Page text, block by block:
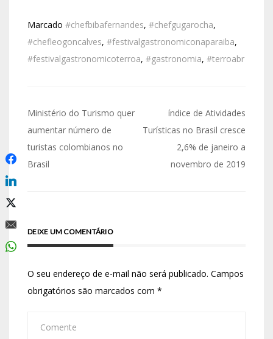
Marcado #chefbibafernandes, #chefgugarocha,
#chefleogoncalves, #festivalgastronomiconaparaiba,
#festivalgastronomicoterroa, #gastronomia, #terroabr
Ministério do Turismo quer
aumentar número de
turistas colombianos no
Brasil
índice de Atividades
Turísticas no Brasil cresce
2,6% de janeiro a
novembro de 2019
DEIXE UM COMENTÁRIO
O seu endereço de e-mail não será publicado. Campos
obrigatórios são marcados com *